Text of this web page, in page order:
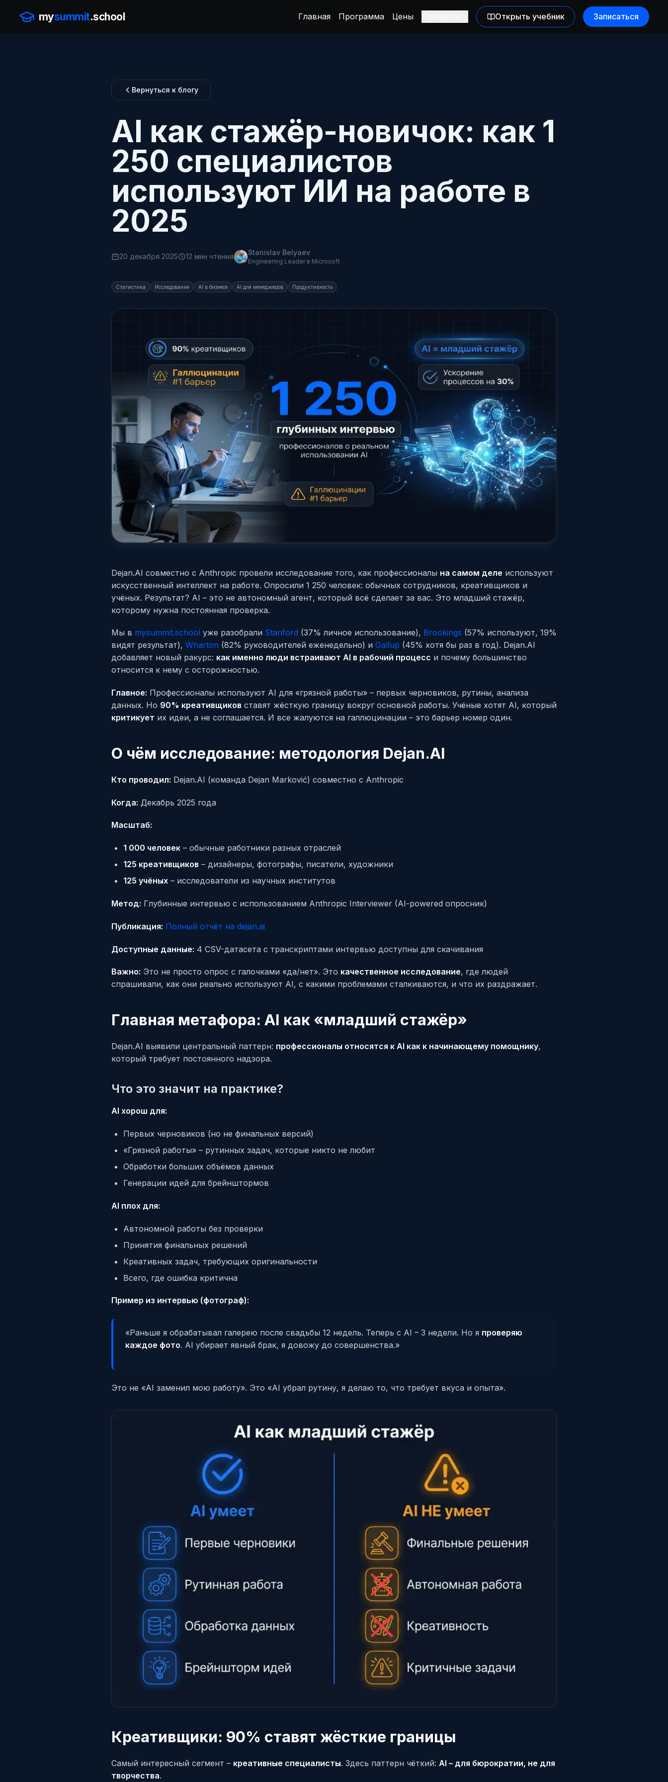
mysummit.school Главная Программа Цены Открыть учебник Записаться
Вернуться к блогу
AI как стажёр-новичок: как 1
250 специалистов
используют ИИ на работе в
2025
20 декабря 2025 12 мин чтения Stanislav Belyaev
Engineering Leader в Microsoft
Статистика Исследования AI в бизнесе AI для менеджеров Продуктивность
Dejan.AI совместно с Anthropic провели исследование того, как профессионалы на самом деле используют
искусственный интеллект на работе. Опросили 1 250 человек: обычных сотрудников, креативщиков и
учёных. Результат? AI – это не автономный агент, который всё сделает за вас. Это младший стажёр,
которому нужна постоянная проверка.
Мы в mysummit.school уже разобрали Stanford (37% личное использование), Brookings (57% используют, 19%
видят результат), Wharton (82% руководителей еженедельно) и Gallup (45% хотя бы раз в год). Dejan.AI
добавляет новый ракурс: как именно люди встраивают AI в рабочий процесс и почему большинство
относится к нему с осторожностью.
Главное: Профессионалы используют AI для «грязной работы» – первых черновиков, рутины, анализа
данных. Но 90% креативщиков ставят жёсткую границу вокруг основной работы. Учёные хотят AI, который
критикует их идеи, а не соглашается. И все жалуются на галлюцинации – это барьер номер один.
О чём исследование: методология Dejan.AI
Кто проводил: Dejan.AI (команда Dejan Marković) совместно с Anthropic
Когда: Декабрь 2025 года
Масштаб:
1 000 человек – обычные работники разных отраслей
125 креативщиков – дизайнеры, фотографы, писатели, художники
125 учёных – исследователи из научных институтов
Метод: Глубинные интервью с использованием Anthropic Interviewer (AI-powered опросник)
Публикация: Полный отчёт на dejan.ai
Доступные данные: 4 CSV-датасета с транскриптами интервью доступны для скачивания
Важно: Это не просто опрос с галочками «да/нет». Это качественное исследование, где людей
спрашивали, как они реально используют AI, с какими проблемами сталкиваются, и что их раздражает.
Главная метафора: AI как «младший стажёр»
Dejan.AI выявили центральный паттерн: профессионалы относятся к AI как к начинающему помощнику,
который требует постоянного надзора.
Что это значит на практике?
AI хорош для:
Первых черновиков (но не финальных версий)
«Грязной работы» – рутинных задач, которые никто не любит
Обработки больших объёмов данных
Генерации идей для брейнштормов
AI плох для:
Автономной работы без проверки
Принятия финальных решений
Креативных задач, требующих оригинальности
Всего, где ошибка критична
Пример из интервью (фотограф):
«Раньше я обрабатывал галерею после свадьбы 12 недель. Теперь с AI – 3 недели. Но я проверяю
каждое фото. AI убирает явный брак, я довожу до совершенства.»
Это не «AI заменил мою работу». Это «AI убрал рутину, я делаю то, что требует вкуса и опыта».
Креативщики: 90% ставят жёсткие границы
Самый интересный сегмент – креативные специалисты. Здесь паттерн чёткий: AI – для бюрократии, не для
творчества.